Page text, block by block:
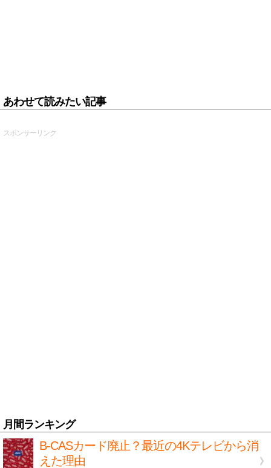
あわせて読みたい記事
スポンサーリンク
月間ランキング
B-CASカード廃止？最近の4Kテレビから消
えた理由